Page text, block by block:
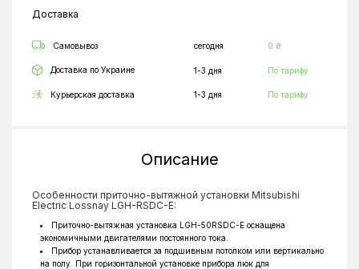
Доставка
Самовывоз сегодня 0 ₴
Доставка по Украине 1-3 дня По тарифу
Курьерская доставка 1-3 дня По тарифу
Описание
Особенности приточно-вытяжной установки Mitsubishi
Electric Lossnay LGH-RSDC-E:
Приточно-вытяжная установка LGH-50RSDC-E оснащена
экономичными двигателями постоянного тока.
Прибор устанавливается за подшивным потолком или вертикально
на полу. При горизонтальной установке прибора люк для